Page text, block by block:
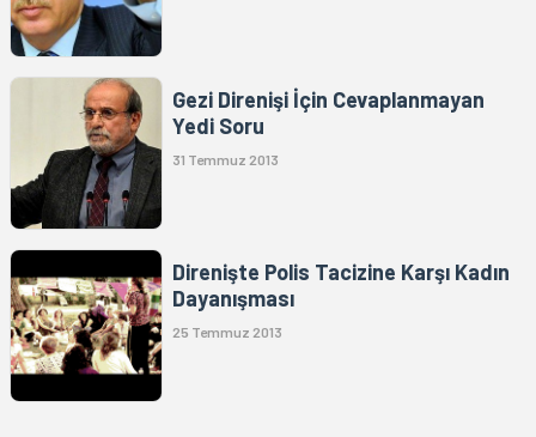
Gezi Direnişi İçin Cevaplanmayan
Yedi Soru
31 Temmuz 2013
Direnişte Polis Tacizine Karşı Kadın
Dayanışması
25 Temmuz 2013